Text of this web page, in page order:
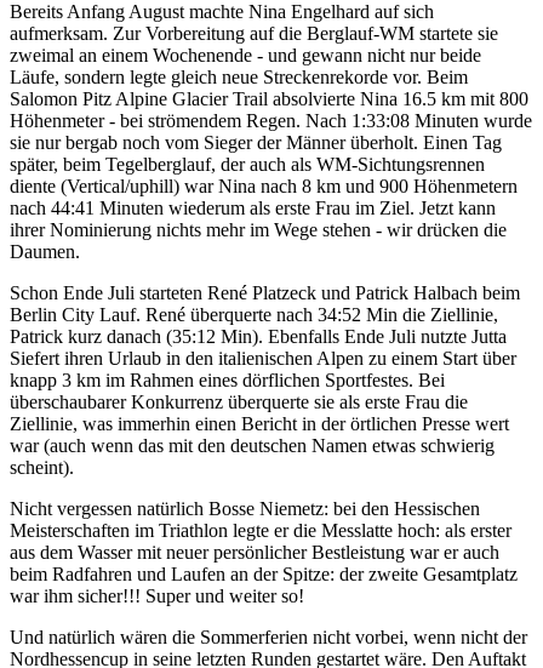
Bereits Anfang August machte Nina Engelhard auf sich
aufmerksam. Zur Vorbereitung auf die Berglauf-WM startete sie
zweimal an einem Wochenende - und gewann nicht nur beide
Läufe, sondern legte gleich neue Streckenrekorde vor. Beim
Salomon Pitz Alpine Glacier Trail absolvierte Nina 16.5 km mit 800
Höhenmeter - bei strömendem Regen. Nach 1:33:08 Minuten wurde
sie nur bergab noch vom Sieger der Männer überholt. Einen Tag
später, beim Tegelberglauf, der auch als WM-Sichtungsrennen
diente (Vertical/uphill) war Nina nach 8 km und 900 Höhenmetern
nach 44:41 Minuten wiederum als erste Frau im Ziel. Jetzt kann
ihrer Nominierung nichts mehr im Wege stehen - wir drücken die
Daumen.
Schon Ende Juli starteten René Platzeck und Patrick Halbach beim
Berlin City Lauf. René überquerte nach 34:52 Min die Ziellinie,
Patrick kurz danach (35:12 Min). Ebenfalls Ende Juli nutzte Jutta
Siefert ihren Urlaub in den italienischen Alpen zu einem Start über
knapp 3 km im Rahmen eines dörflichen Sportfestes. Bei
überschaubarer Konkurrenz überquerte sie als erste Frau die
Ziellinie, was immerhin einen Bericht in der örtlichen Presse wert
war (auch wenn das mit den deutschen Namen etwas schwierig
scheint).
Nicht vergessen natürlich Bosse Niemetz: bei den Hessischen
Meisterschaften im Triathlon legte er die Messlatte hoch: als erster
aus dem Wasser mit neuer persönlicher Bestleistung war er auch
beim Radfahren und Laufen an der Spitze: der zweite Gesamtplatz
war ihm sicher!!! Super und weiter so!
Und natürlich wären die Sommerferien nicht vorbei, wenn nicht der
Nordhessencup in seine letzten Runden gestartet wäre. Den Auftakt